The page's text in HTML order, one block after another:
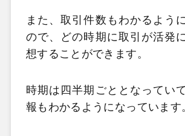
また、取引件数もわかるよう
ので、どの時期に取引が活発
想することができます。
時期は四半期ごととなってい
報もわかるようになっています